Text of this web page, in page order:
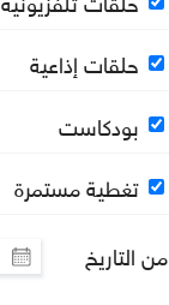
حلقات إذاعية
بودكاست
تغطية مستمرة
من التاريخ